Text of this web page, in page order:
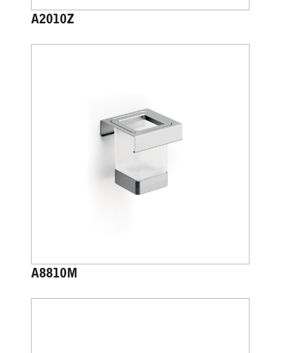
A2010Z
A8810M